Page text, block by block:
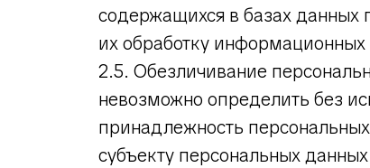
содержащихся в базах
их обработку информационных
2.5. Обезличивание
невозможно определить без
принадлежность
субъекту персональных